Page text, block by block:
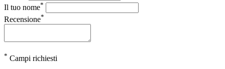
Il tuo nome*
Recensione*
* Campi richiesti